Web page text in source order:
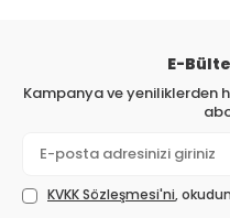
E-
Kampanya ve yeniliklerden
KVKK Sözleşmesi'ni,